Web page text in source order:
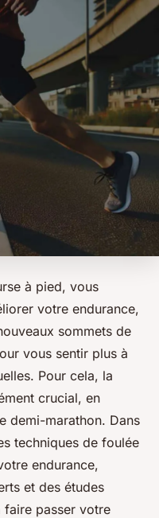
à pied, vous
votre endurance,
sommets de
vous sentir plus à
Pour cela, la
crucial, en
demi-marathon. Dans
techniques de foulée
endurance,
et des études
faire passer votre